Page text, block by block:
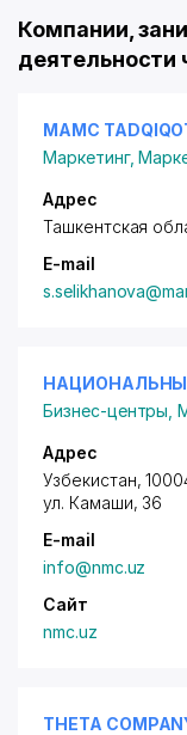
Компании,
деятельности
MAMC
Маркетинг,
Адрес
Ташкентская
E-mail
Бизнес-центры ,
Адрес
Узбекистан,
ул. Камаши, 36
E-mail
info@nmc.uz
Сайт
nmc.uz
THETA